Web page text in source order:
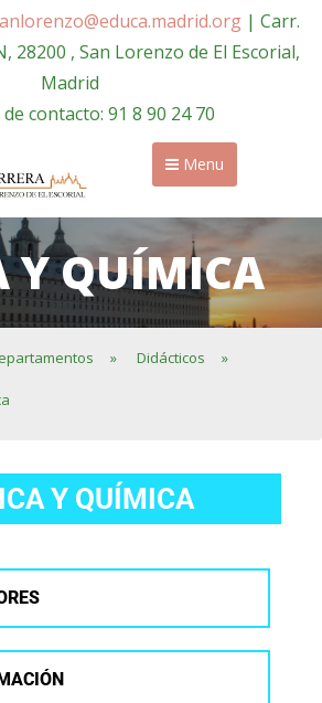
| Carr.
28200 , San Lorenzo de El Escorial,
Madrid
contacto: 91 8 90 24 70
Menu
Y QUÍMICA
» Didácticos »
Y QUÍMICA